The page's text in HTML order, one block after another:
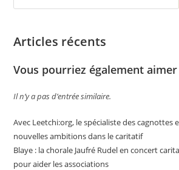
Articles récents
Vous pourriez également aimer
Il n’y a pas d’entrée similaire.
Avec Leetchi:org, le spécialiste des cagnottes
nouvelles ambitions dans le caritatif
Blaye : la chorale Jaufré Rudel en concert
pour aider les associations